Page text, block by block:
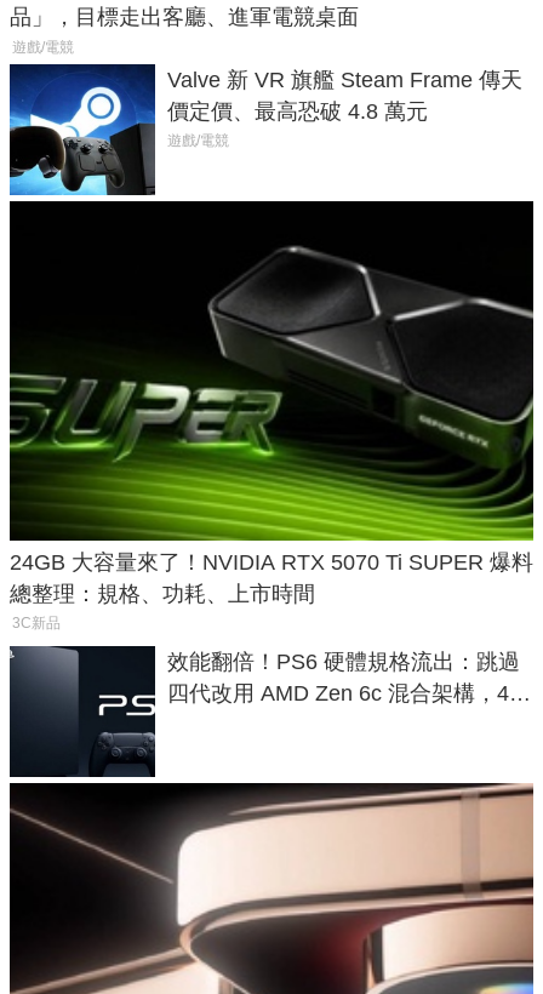
品」，目標走出客廳、進軍電競桌面
遊戲/電競
Valve 新 VR 旗艦 Steam Frame 傳天
價定價、最高恐破 4.8 萬元
遊戲/電競
24GB 大容量來了！NVIDIA RTX 5070 Ti SUPER 爆料
總整理：規格、功耗、上市時間
3C新品
效能翻倍！PS6 硬體規格流出：跳過
四代改用 AMD Zen 6c 混合架構，4K